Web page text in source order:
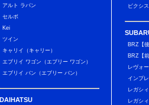
アルト ラパン
セルボ
Kei
ツイン
キャリイ（キャリー）
エブリイ ワゴン（エブリー ワゴン）
エブリイ バン（エブリー バン）
DAIHATSU
ピクシ
BRZ【
BRZ【
レヴォ
インプ
レガシ
レガシ